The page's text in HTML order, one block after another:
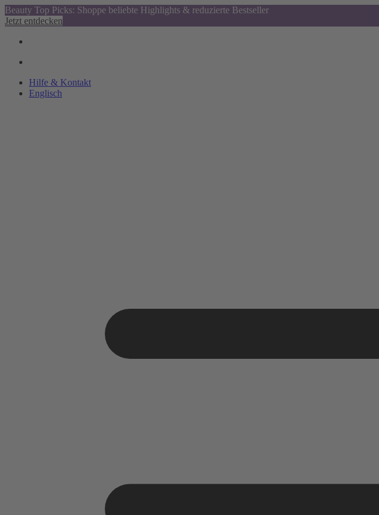
Beauty Top Picks: Shoppe beliebte Highlights & reduzierte Bestseller
Jetzt entdecken
Hilfe & Kontakt
Englisch